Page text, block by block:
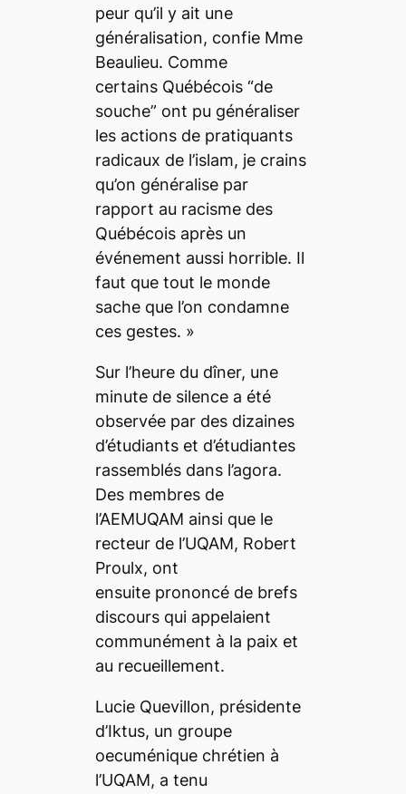
peur qu’il y ait une
généralisation, confie Mme
Beaulieu. Comme
certains Québécois “de
souche” ont pu généraliser
les actions de pratiquants
radicaux de l’islam, je crains
qu’on généralise par
rapport au racisme des
Québécois après un
événement aussi horrible. Il
faut que tout le monde
sache que l’on condamne
ces gestes. »
Sur l’heure du dîner, une
minute de silence a été
observée par des dizaines
d’étudiants et d’étudiantes
rassemblés dans l’agora.
Des membres de
l’AEMUQAM ainsi que le
recteur de l’UQAM, Robert
Proulx, ont
ensuite prononcé de brefs
discours qui appelaient
communément à la paix et
au recueillement.
Lucie Quevillon, présidente
d’Iktus, un groupe
oecuménique chrétien à
l’UQAM, a tenu